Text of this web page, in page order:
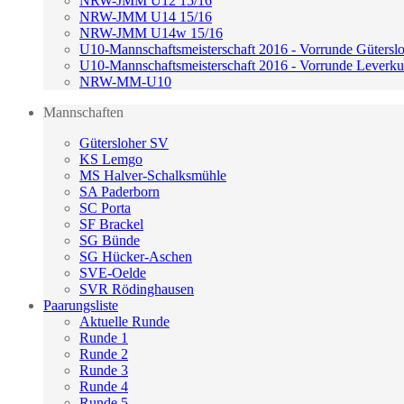
NRW-JMM U14 15/16
NRW-JMM U14w 15/16
U10-Mannschaftsmeisterschaft 2016 - Vorrunde
U10-Mannschaftsmeisterschaft 2016 - Vorrunde
NRW-MM-U10
Mannschaften
Gütersloher SV
KS Lemgo
MS Halver-Schalksmühle
SA Paderborn
SC Porta
SF Brackel
SG Bünde
SG Hücker-Aschen
SVE-Oelde
SVR Rödinghausen
Paarungsliste
Aktuelle Runde
Runde 1
Runde 2
Runde 3
Runde 4